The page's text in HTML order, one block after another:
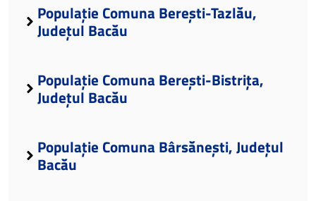
Populație Comuna Berești-Tazlău,
Județul Bacău
Populație Comuna Berești-Bistrița,
Județul Bacău
Populație Comuna Bârsănești, Județul
Bacău